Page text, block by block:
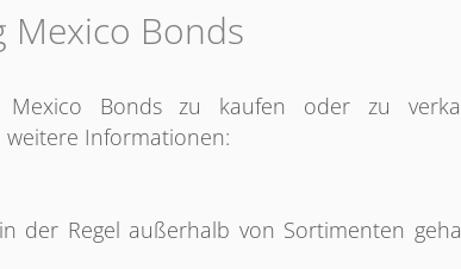
Mexico Bonds
Mexico Bonds zu kaufen oder zu
weitere Informationen:
der Regel außerhalb von Sortimenten